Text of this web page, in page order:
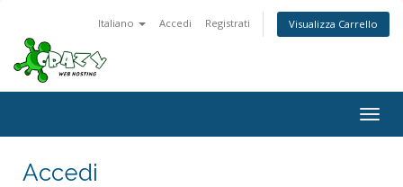
Italiano Accedi Registrati Visualizza Carrello
Accedi